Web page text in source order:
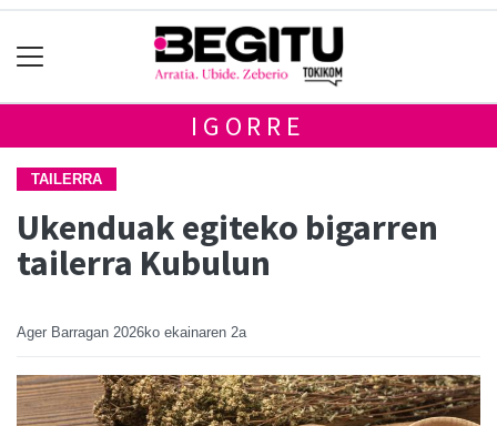
IGORRE
TAILERRA
Ukenduak egiteko bigarren
tailerra Kubulun
Ager Barragan 2026ko ekainaren 2a